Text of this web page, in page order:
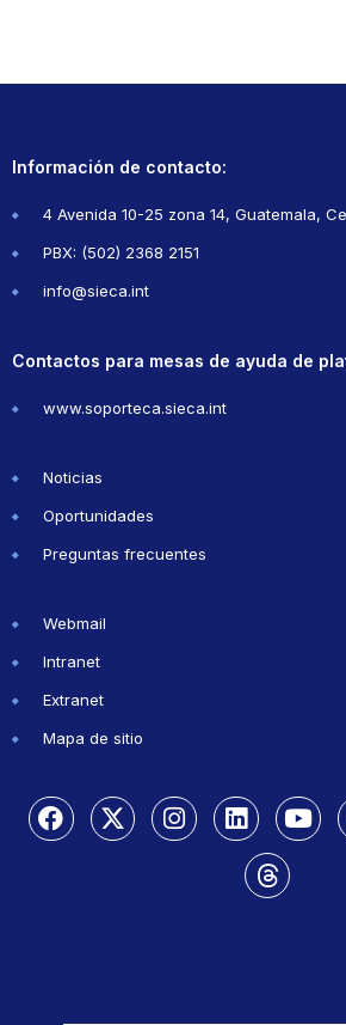
Información de contacto:
4 Avenida 10-25 zona 14, Guatemala,
PBX: (502) 2368 2151
info@sieca.int
Contactos para mesas de ayuda de
www.soporteca.sieca.int
Noticias
Oportunidades
Preguntas frecuentes
Webmail
Intranet
Extranet
Mapa de sitio